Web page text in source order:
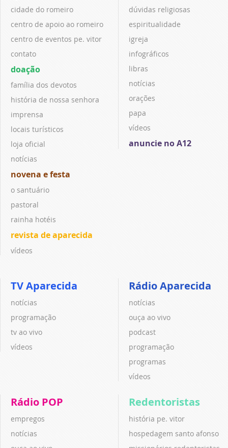
cidade do romeiro
centro de apoio ao romeiro
centro de eventos pe. vitor
contato
doação
família dos devotos
história de nossa senhora
imprensa
locais turísticos
loja oficial
notícias
novena e festa
o santuário
pastoral
rainha hotéis
revista de aparecida
vídeos
dúvidas religiosas
espiritualidade
igreja
infográficos
libras
notícias
orações
papa
vídeos
anuncie no A12
TV Aparecida
notícias
programação
tv ao vivo
vídeos
Rádio Aparecida
notícias
ouça ao vivo
podcast
programação
programas
vídeos
Rádio POP
empregos
notícias
Redentoristas
história pe. vitor
hospedagem santo afonso